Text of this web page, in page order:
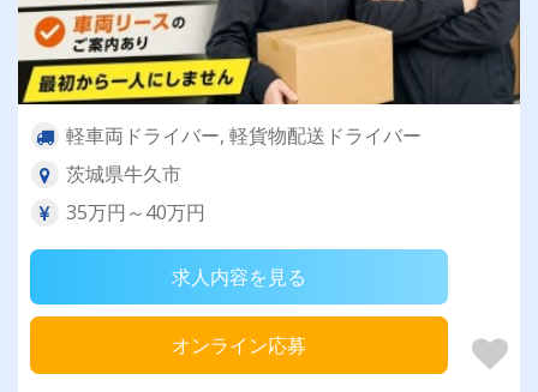
軽車両ドライバー, 軽貨物配送ドライバー
茨城県牛久市
35万円～40万円
求人内容を見る
オンライン応募